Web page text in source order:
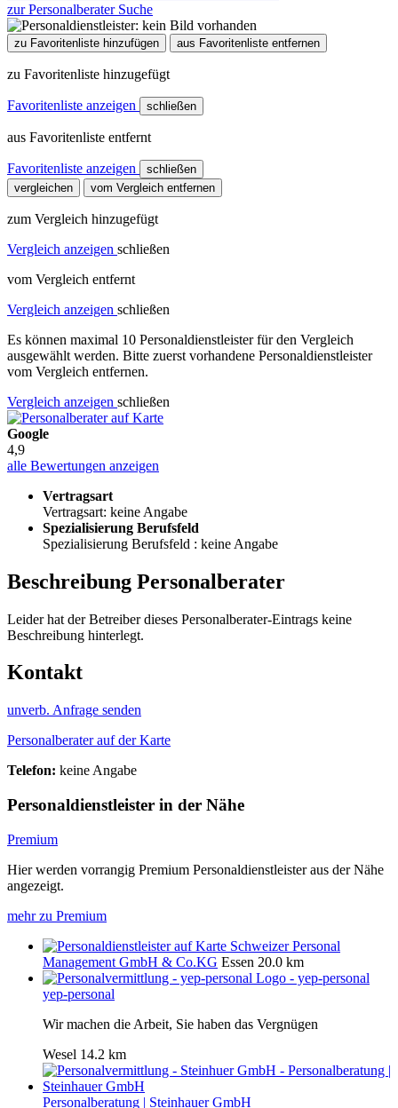
zur Personalberater Suche
zu Favoritenliste hinzufügen aus Favoritenliste entfernen
zu Favoritenliste hinzugefügt
Favoritenliste anzeigen schließen
aus Favoritenliste entfernt
Favoritenliste anzeigen
schließen
vergleichen
vom Vergleich entfernen
zum Vergleich hinzugefügt
Vergleich anzeigen schließen
vom Vergleich entfernt
Vergleich anzeigen schließen
Es können maximal 10 Personaldienstleister für den Vergleich
ausgewählt werden. Bitte zuerst vorhandene Personaldienstleister
vom Vergleich entfernen.
Vergleich anzeigen schließen
Google
4,9
alle Bewertungen anzeigen
Vertragsart
Vertragsart: keine Angabe
Spezialisierung Berufsfeld
Spezialisierung Berufsfeld : keine Angabe
Beschreibung Personalberater
Leider hat der Betreiber dieses Personalberater-Eintrags keine
Beschreibung hinterlegt.
Kontakt
unverb. Anfrage senden
Personalberater auf der Karte
Telefon: keine Angabe
Personaldienstleister in der Nähe
Premium
Hier werden vorrangig Premium Personaldienstleister aus der Nähe
angezeigt.
mehr zu Premium
Schweizer Personal
Management GmbH & Co.KG Essen 20.0 km
yep-personal
Wir machen die Arbeit, Sie haben das Vergnügen
Wesel 14.2 km
Personalberatung | Steinhauer GmbH